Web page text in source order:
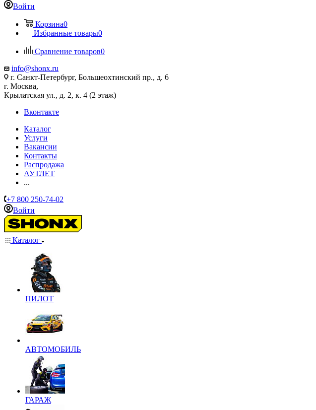
Войти
Корзина0
Избранные товары0
Сравнение товаров0
info@shonx.ru
г. Санкт-Петербург, Большеохтинский пр., д. 6
г. Москва,
Крылатская ул., д. 2, к. 4 (2 этаж)
Вконтакте
Каталог
Услуги
Вакансии
Контакты
Распродажа
АУТЛЕТ
...
+7 800 250-74-02
Войти
Каталог
ПИЛОТ
АВТОМОБИЛЬ
ГАРАЖ